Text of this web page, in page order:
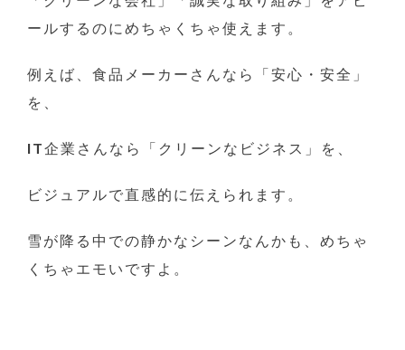
ールするのにめちゃくちゃ使えます。
例えば、食品メーカーさんなら「安心・安全」
を、
IT企業さんなら「クリーンなビジネス」を、
ビジュアルで直感的に伝えられます。
雪が降る中での静かなシーンなんかも、めちゃ
くちゃエモいですよ。